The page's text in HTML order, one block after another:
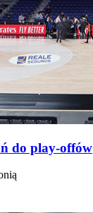
do play-offów